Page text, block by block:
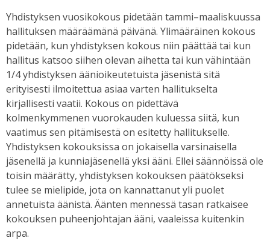
Yhdistyksen vuosikokous pidetään tammi–maaliskuussa
hallituksen määräämänä päivänä. Ylimääräinen kokous
pidetään, kun yhdistyksen kokous niin päättää tai kun
hallitus katsoo siihen olevan aihetta tai kun vähintään
1/4 yhdistyksen äänioikeutetuista jäsenistä sitä
erityisesti ilmoitettua asiaa varten hallitukselta
kirjallisesti vaatii. Kokous on pidettävä
kolmenkymmenen vuorokauden kuluessa siitä, kun
vaatimus sen pitämisestä on esitetty hallitukselle.
Yhdistyksen kokouksissa on jokaisella varsinaisella
jäsenellä ja kunniajäsenellä yksi ääni. Ellei säännöissä ole
toisin määrätty, yhdistyksen kokouksen päätökseksi
tulee se mielipide, jota on kannattanut yli puolet
annetuista äänistä. Äänten mennessä tasan ratkaisee
kokouksen puheenjohtajan ääni, vaaleissa kuitenkin
arpa.